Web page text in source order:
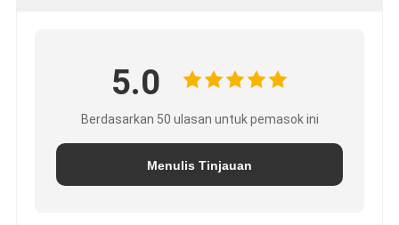
5.0
Berdasarkan 50 ulasan untuk pemasok ini
Menulis Tinjauan